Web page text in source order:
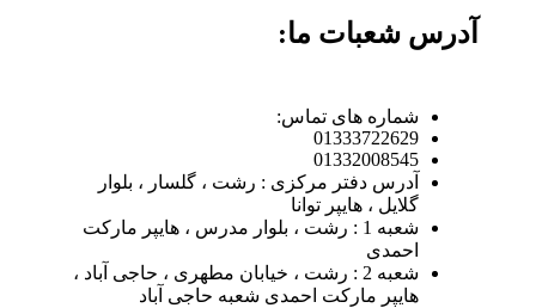
آدرس شعبات ما:
شماره های تماس:
01333722629
01332008545
آدرس دفتر مرکزی : رشت ، گلسار ، بلوار
گلایل ، هایپر توانا
شعبه 1 : رشت ، بلوار مدرس ، هایپر مارکت
احمدی
شعبه 2 : رشت ، خیابان مطهری ، حاجی آباد ،
هایپر مارکت احمدی شعبه حاجی آباد